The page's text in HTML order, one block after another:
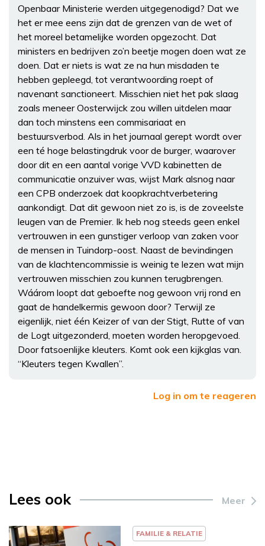
Openbaar Ministerie werden uitgegenodigd? Dat we
het er mee eens zijn dat de grenzen van de wet of
het moreel betamelijke worden opgezocht. Dat
ministers en bedrijven zo’n beetje mogen doen wat ze
doen. Dat er niets is wat ze na hun misdaden te
hebben gepleegd, tot verantwoording roept of
navenant sanctioneert. Misschien niet het pak slaag
zoals meneer Oosterwijck zou willen uitdelen maar
dan toch minstens een commisariaat en
bestuursverbod. Als in het journaal gerept wordt over
een té hoge belastingdruk voor de burger, waarover
door dit en een aantal vorige VVD kabinetten de
communicatie onzuiver was, wijst Mark alsnog naar
een CPB onderzoek dat koopkrachtverbetering
aankondigt. Dat dit gewoon niet zo is, is de zoveelste
leugen van de Premier. Ik heb nog steeds geen enkel
vertrouwen in een gunstiger verloop van zaken voor
de mensen in Tuindorp-oost. Naast de bevindingen
van de klachtencommissie is weinig te lezen wat mijn
vertrouwen misschien zou kunnen terugbrengen.
Wáárom loopt dat geboefte nog gewoon vrij rond en
gaat de handelkermis gewoon door? Terwijl ze
eigenlijk, niet één Keizer of van der Stigt, Rutte of van
de Logt uitgezonderd, moeten worden heropgevoed.
Door fatsoenlijke kleuters. Komt ook een kijkglas van.
“Kleuters tegen Kwallen”.
Log in om te reageren
Lees ook Meer
FAMILIE & RELATIE